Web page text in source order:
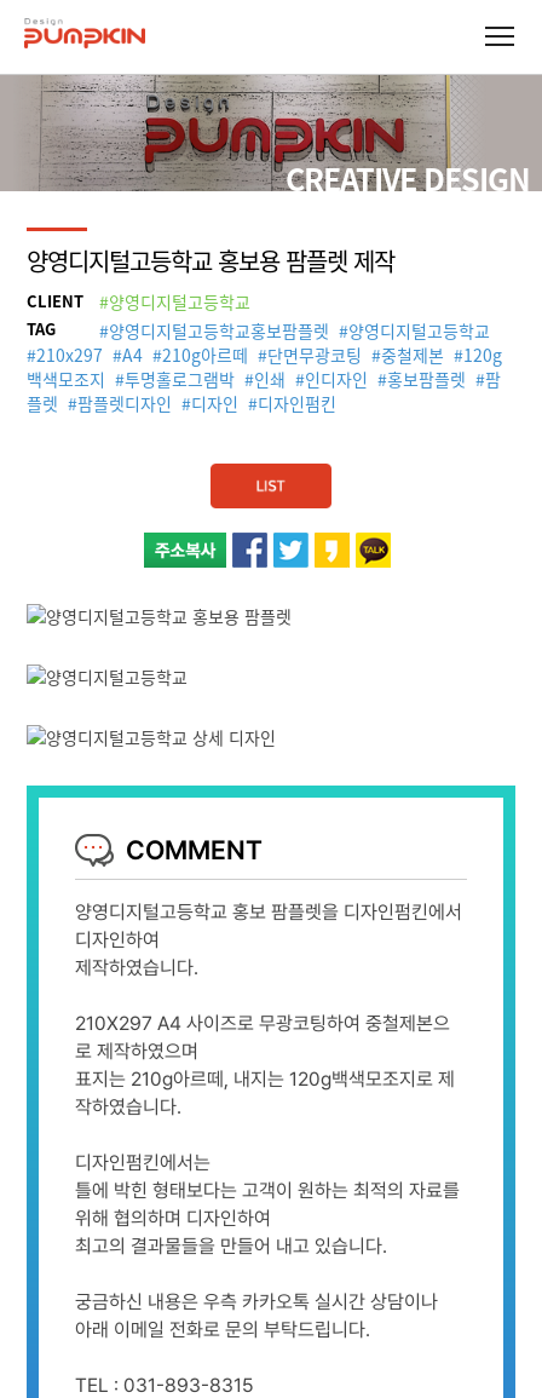
CREATIVE DESIGN
양영디지털고등학교 홍보용 팜플렛 제작
CLIENT #양영디지털고등학교
TAG #양영디지털고등학교홍보팜플렛 #양영디지털고등학교
#210x297 #A4 #210g아르떼 #단면무광코팅 #중철제본 #120g
백색모조지 #투명홀로그램박 #인쇄 #인디자인 #홍보팜플렛 #팜
플렛 #팜플렛디자인 #디자인 #디자인펌킨
COMMENT
양영디지털고등학교 홍보 팜플렛을 디자인펌킨에서
디자인하여
제작하였습니다.
210X297 A4 사이즈로 무광코팅하여 중철제본으
로 제작하였으며
표지는 210g아르떼, 내지는 120g백색모조지로 제
작하였습니다.
디자인펌킨에서는
틀에 박힌 형태보다는 고객이 원하는 최적의 자료를
위해 협의하며 디자인하여
최고의 결과물들을 만들어 내고 있습니다.
궁금하신 내용은 우측 카카오톡 실시간 상담이나
아래 이메일 전화로 문의 부탁드립니다.
TEL : 031-893-8315